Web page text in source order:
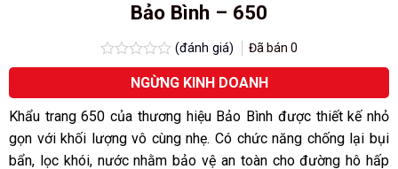
Bảo Bình – 650
Được
hạng
0.0
5
sao
(đánh giá) Đã bán0
NGỪNG KINH DOANH
Khẩu trang 650 của thương hiệu Bảo Bình được thiết kế nhỏ
gọn với khối lượng vô cùng nhẹ. Có chức năng chống lại bụi
bẩn, lọc khói, nước nhằm bảo vệ an toàn cho đường hô hấp